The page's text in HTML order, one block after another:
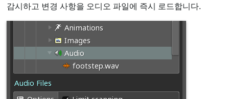
감시하고 변경 사항을 오디오 파일에 즉시 로드합니다.